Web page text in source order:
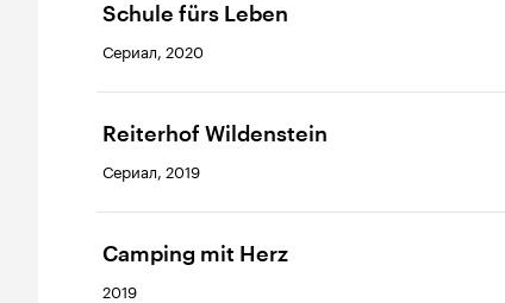
Schule fürs Leben
Сериал, 2020
Reiterhof Wildenstein
Сериал, 2019
Camping mit Herz
2019